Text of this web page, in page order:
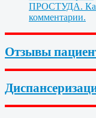
ПРОСТУДА. Как
комментарии.
Отзывы